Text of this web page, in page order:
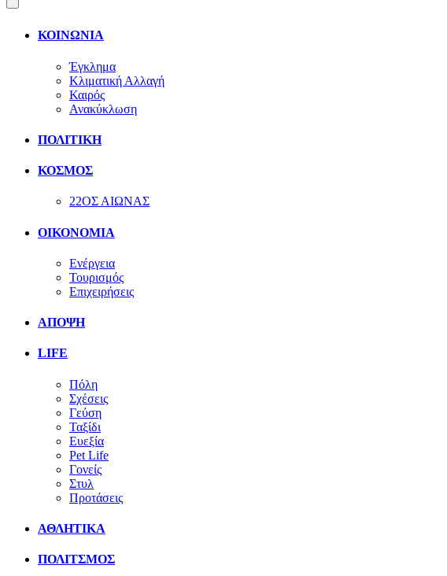
ΚΟΙΝΩΝΙΑ
Έγκλημα
Κλιματική Αλλαγή
Καιρός
Ανακύκλωση
ΠΟΛΙΤΙΚΗ
ΚΟΣΜΟΣ
22ΟΣ ΑΙΩΝΑΣ
ΟΙΚΟΝΟΜΙΑ
Ενέργεια
Τουρισμός
Επιχειρήσεις
ΑΠΟΨΗ
LIFE
Πόλη
Σχέσεις
Γεύση
Ταξίδι
Ευεξία
Pet Life
Γονείς
Στυλ
Προτάσεις
ΑΘΛΗΤΙΚΑ
ΠΟΛΙΤΣΜΟΣ